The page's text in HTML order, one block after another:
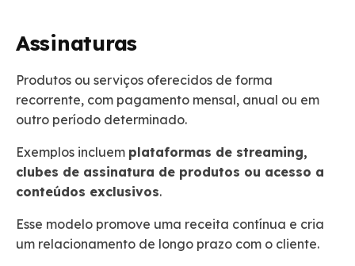
Assinaturas
Produtos ou serviços oferecidos de forma
recorrente, com pagamento mensal, anual ou em
outro período determinado.
Exemplos incluem plataformas de streaming,
clubes de assinatura de produtos ou acesso a
conteúdos exclusivos.
Esse modelo promove uma receita contínua e cria
um relacionamento de longo prazo com o cliente.